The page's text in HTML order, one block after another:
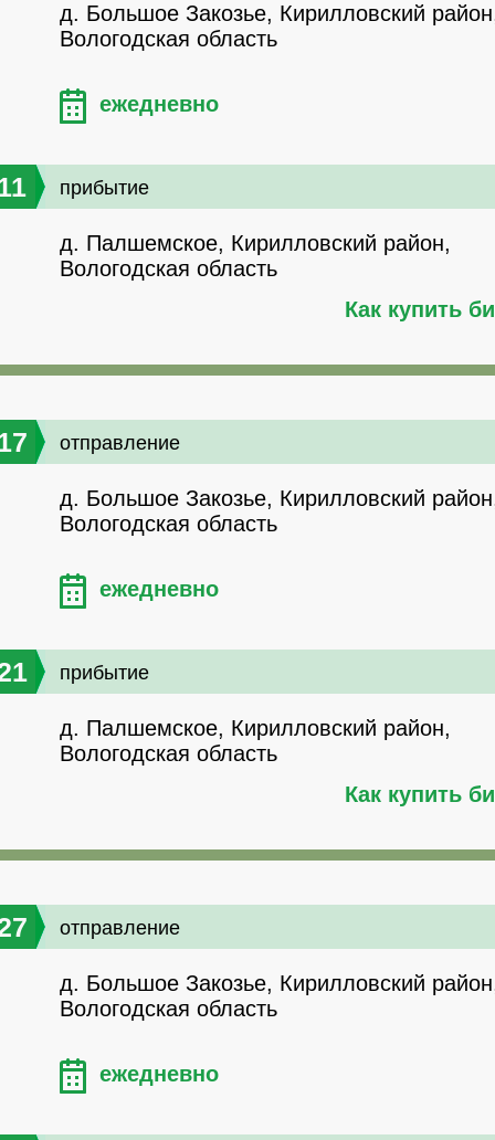
д. Большое Закозье, Кирилловский
Вологодская область
ежедневно
прибытие
д. Палшемское, Кирилловский район,
Вологодская область
Как купить
отправление
д. Большое Закозье, Кирилловский
Вологодская область
ежедневно
прибытие
д. Палшемское, Кирилловский район,
Вологодская область
Как купить
отправление
д. Большое Закозье, Кирилловский
Вологодская область
ежедневно